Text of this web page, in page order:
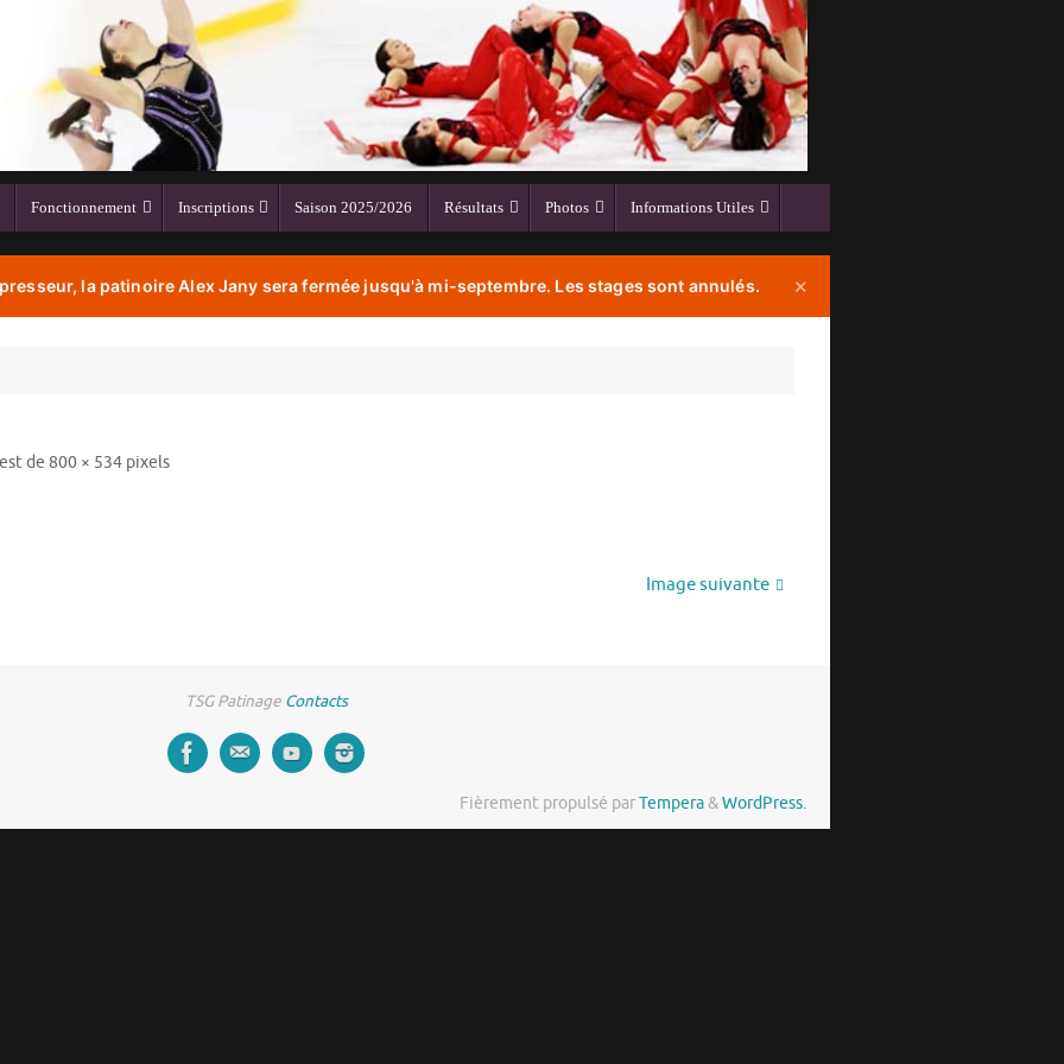
Fonctionnement Inscriptions Saison 2025/2026 Résultats Photos Informations Utiles
la patinoire Alex Jany sera fermée jusqu'à mi-septembre. Les stages sont annulés. ✕
de800 × 534 pixels
Image suivante
TSG Patinage Contacts
Fièrement propulsé parTempera&WordPress.